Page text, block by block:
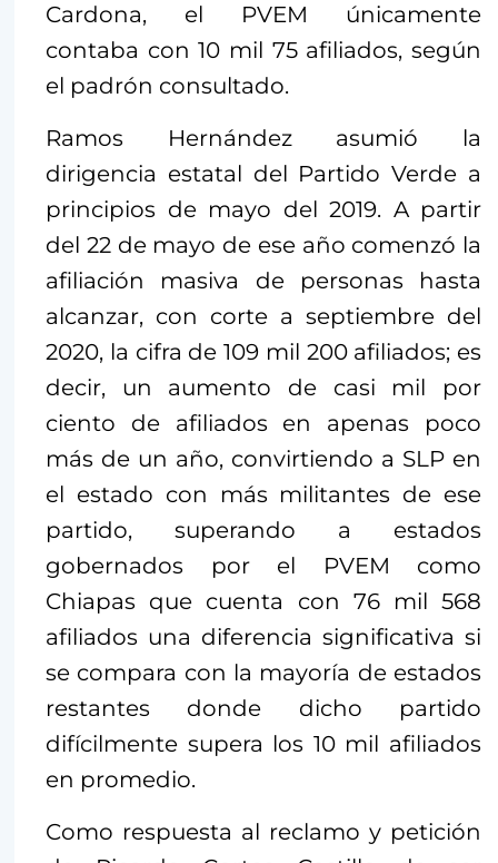
Cardona, el PVEM únicamente
contaba con 10 mil 75 afiliados, según
el padrón consultado.
Ramos Hernández asumió la
dirigencia estatal del Partido Verde a
principios de mayo del 2019. A partir
del 22 de mayo de ese año comenzó la
afiliación masiva de personas hasta
alcanzar, con corte a septiembre del
2020, la cifra de 109 mil 200 afiliados; es
decir, un aumento de casi mil por
ciento de afiliados en apenas poco
más de un año, convirtiendo a SLP en
el estado con más militantes de ese
partido, superando a estados
gobernados por el PVEM como
Chiapas que cuenta con 76 mil 568
afiliados una diferencia significativa si
se compara con la mayoría de estados
restantes donde dicho partido
difícilmente supera los 10 mil afiliados
en promedio.
Como respuesta al reclamo y petición